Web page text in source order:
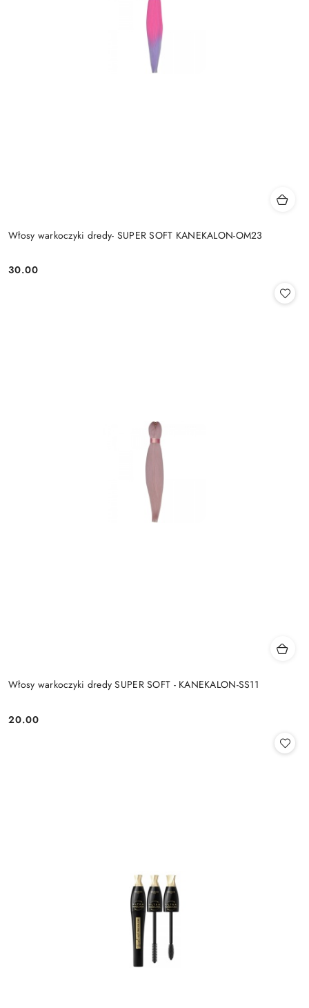
Włosy warkoczyki dredy- SUPER SOFT KANEKALON-OM23
Cena:
30.00
Włosy warkoczyki dredy SUPER SOFT - KANEKALON-SS11
Cena:
20.00